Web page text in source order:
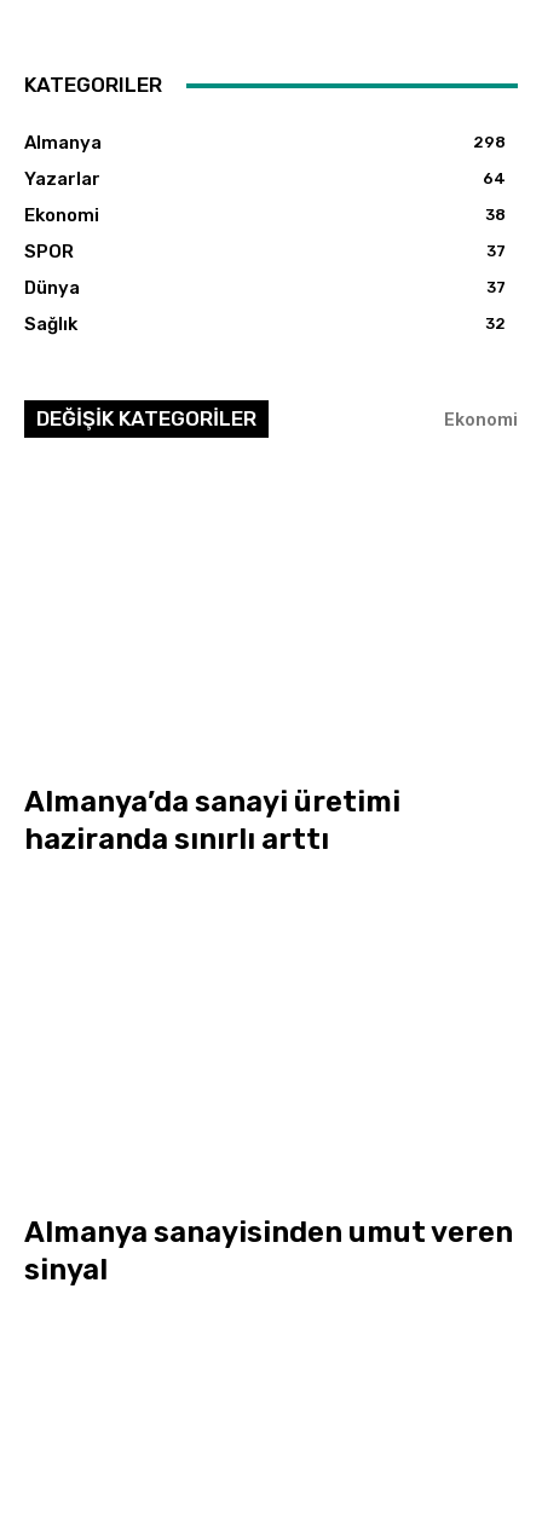
KATEGORILER
Almanya 298
Yazarlar 64
Ekonomi 38
SPOR 37
Dünya 37
Sağlık 32
DEĞİŞİK KATEGORİLER Ekonomi
Almanya’da sanayi üretimi
haziranda sınırlı arttı
Almanya sanayisinden umut veren
sinyal